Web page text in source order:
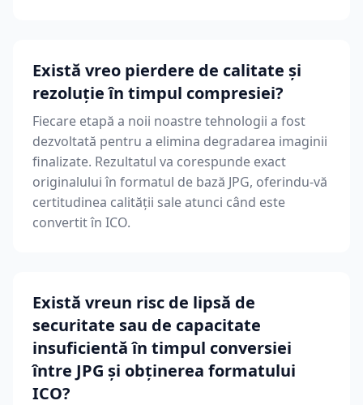
Există vreo pierdere de calitate și
rezoluție în timpul compresiei?
Fiecare etapă a noii noastre tehnologii a fost
dezvoltată pentru a elimina degradarea imaginii
finalizate. Rezultatul va corespunde exact
originalului în formatul de bază JPG, oferindu-vă
certitudinea calității sale atunci când este
convertit în ICO.
Există vreun risc de lipsă de
securitate sau de capacitate
insuficientă în timpul conversiei
între JPG și obținerea formatului
ICO?